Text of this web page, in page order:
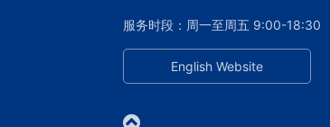
服务时段：周一至周五 9:00-18:30
English Website